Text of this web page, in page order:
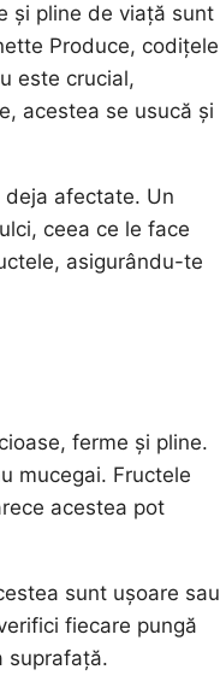
și pline de viață sunt
Produce, codițele
este crucial,
acestea se usucă și
afectate. Un
ceea ce le face
asigurându-te
ferme și pline.
mucegai. Fructele
acestea pot
sunt ușoare sau
fiecare pungă
suprafață.